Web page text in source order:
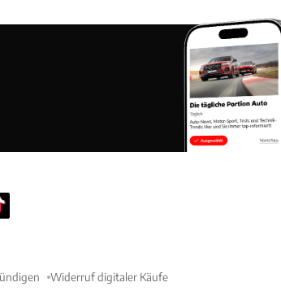
Widerruf digitaler Käufe